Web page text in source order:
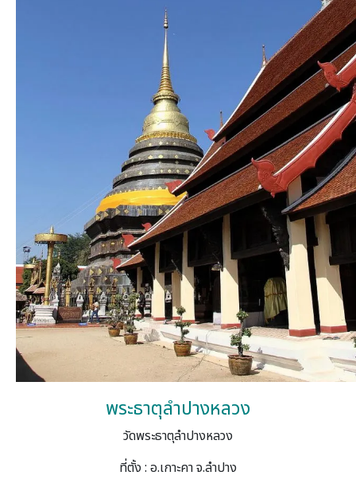
พระธาตุลำปางหลวง
วัดพระธาตุลำปางหลวง
ที่ตั้ง : อ.เกาะคา จ.ลำปาง